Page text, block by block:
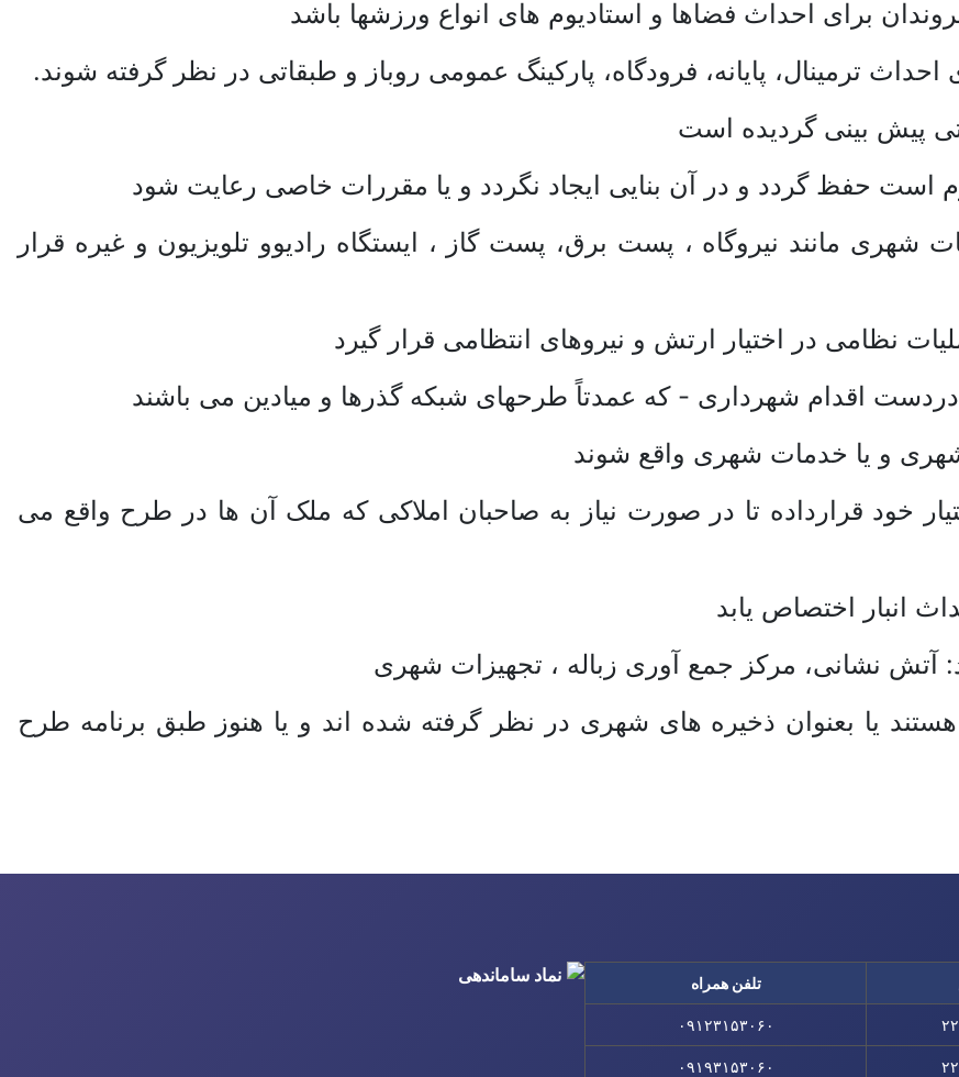
برای احداث فضاها و استادیوم های انواع ورزشها باشد
ترمینال، پایانه، فرودگاه، پارکینگ عمومی روباز و طبقاتی در نظر گرفته شوند.
پیش بینی گردیده است
است حفظ گردد و در آن بنایی ایجاد نگردد و یا مقررات خاصی رعایت شود
شهری مانند نیروگاه ، پست برق، پست گاز ، ایستگاه رادیوو تلویزیون و غیره قرار
نظامی در اختیار ارتش و نیروهای انتظامی قرار گیرد
اقدام شهرداری - که عمدتاً طرحهای شبکه گذرها و میادین می باشند
و یا خدمات شهری واقع شوند
خود قرارداده تا در صورت نیاز به صاحبان املاکی که ملک آن ها در طرح واقع می
انبار اختصاص یابد
آتش نشانی، مرکز جمع آوری زباله ، تجهیزات شهری
یا بعنوان ذخیره های شهری در نظر گرفته شده اند و یا هنوز طبق برنامه طرح
تلفن همراه
۰۹۱۲۳۱۵۳۰۶۰
۰۹۱۹۳۱۵۳۰۶۰